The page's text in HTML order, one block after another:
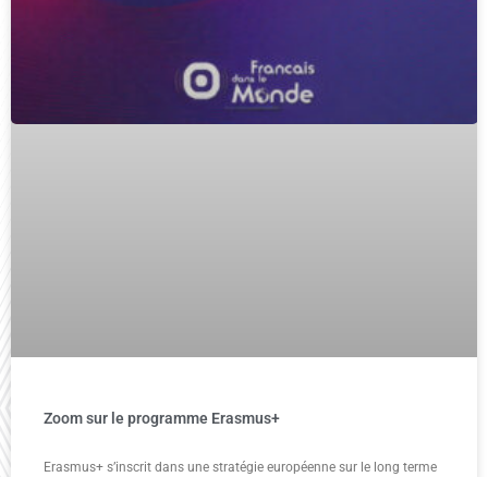
Zoom sur le programme Erasmus+
Erasmus+ s’inscrit dans une stratégie européenne sur le long terme